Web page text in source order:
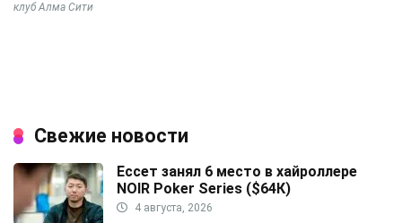
клуб Алма Сити
Свежие новости
Ессет занял 6 место в хайроллере
NOIR Poker Series ($64К)
4 августа, 2026